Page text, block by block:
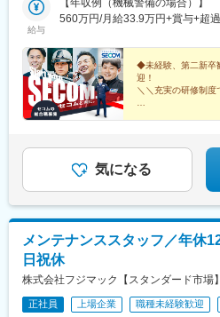
駅、塚本駅、なにわ橋駅、江坂
駅、富田林駅、河内長野駅、堺
見ノ里駅、岸和田駅、泉佐野駅
里中央駅(北大阪急行)、石橋阪大
道駅、藤井寺駅、新石切駅、近
福線)、五条駅(京都市営)、桂駅
(広島県)、三次駅、海田市駅、
柳井駅、下関駅、徳山駅、防府
泉駅、岡山駅、備前西市駅、倉
梁駅、津山口駅、西片上駅、本
駅、鴨島駅、穴吹駅、阿南駅、
駅、宇和島駅、伊予三島駅、新
北伊予駅、筑前前原駅、竹下駅
岡県)、雑餉隈駅、二日市駅、行
赤間駅、久留米駅、大牟田駅、
ノ水駅、東新宿駅、浜松町駅、
村橋駅、池袋駅、西荻窪駅、笹
中野駅、神泉駅、多摩川駅、広
台駅、梅島駅、地下鉄成増駅、
都)、花小金井駅、調布駅、立川
八王子駅、町田駅、武蔵小杉駅
駅、新横浜駅、鶴見駅、金沢文
駅(神奈川県)、戸塚駅、本郷台
駅、北茅ケ崎駅、横須賀中央駅
崎駅、東所沢駅、入曽駅、東飯
県)、東松山駅、御花畑駅、本庄
岸駅、四街道駅、佐倉駅、五井
駅(千葉県)、柏駅、市川駅、西船
田沼駅、新鎌ケ谷駅、茂原駅、
ン中央駅、佐原駅、銚子駅、八
積寺駅、西那須野駅、黒磯駅、
給与
【年収例（機械警備の場合）】
560万円/月給33.9万円+賞与+超
◆未経験、第二新卒
迎！
＼＼充実の研修制度
気になる
メンテナンススタッフ／年休
日祝休
株式会社フジマック【スタンダード市場】
正社員 上場企業 職種未経験歓迎